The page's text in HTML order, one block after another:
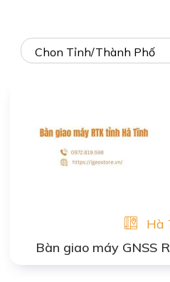
Hà
Bàn giao máy GNSS